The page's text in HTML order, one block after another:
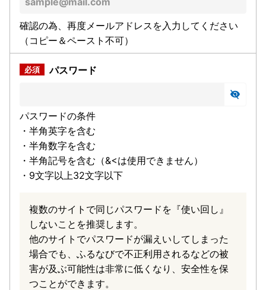
確認の為、再度メールアドレスを入力してください
（コピー＆ペースト不可）
パスワード
パスワードの条件
・半角英字を含む
・半角数字を含む
・半角記号を含む（&<は使用できません）
・9文字以上32文字以下
複数のサイトで同じパスワードを『使い回し』
しないことを推奨します。
他のサイトでパスワードが漏えいしてしまった
場合でも、ふるなびで不正利用されるなどの被
害が及ぶ可能性は非常に低くなり、安全性を保
つことができます。